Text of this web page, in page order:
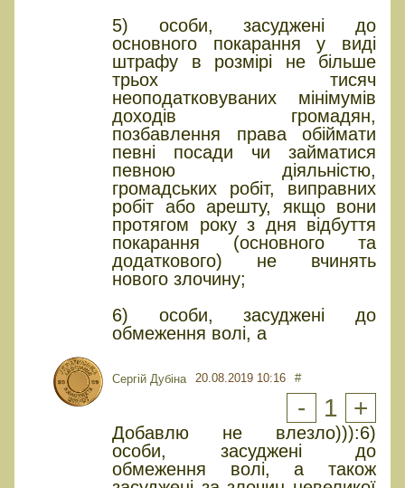
5) особи, засуджені до
основного покарання у виді
штрафу в розмірі не більше
трьох тисяч
неоподатковуваних мінімумів
доходів громадян,
позбавлення права обіймати
певні посади чи займатися
певною діяльністю,
громадських робіт, виправних
робіт або арешту, якщо вони
протягом року з дня відбуття
покарання (основного та
додаткового) не вчинять
нового злочину;
6) особи, засуджені до
обмеження волі, а
Сергій Дубіна 20.08.2019 10:16 #
- 1 +
Добавлю не влезло))):6)
особи, засуджені до
обмеження волі, а також